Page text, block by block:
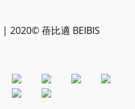
| 2020© 蓓比適 BEIBIS